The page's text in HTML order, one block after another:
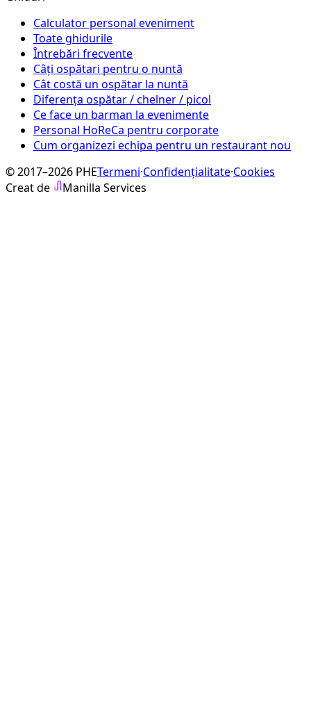
Calculator personal eveniment
Toate ghidurile
Întrebări frecvente
Câți ospătari pentru o nuntă
Cât costă un ospătar la nuntă
Diferența ospătar / chelner / picol
Ce face un barman la evenimente
Personal HoReCa pentru corporate
Cum organizezi echipa pentru un restaurant nou
© 2017–2026 PHETermeni·Confidențialitate·Cookies
Creat de
Manilla Services